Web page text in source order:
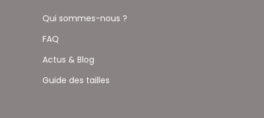
Qui sommes-nous ?
FAQ
Actus & Blog
Guide des tailles